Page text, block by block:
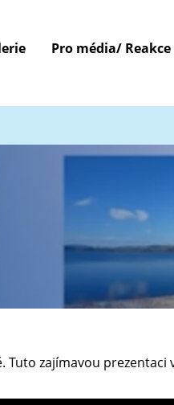
Pro média/
Tuto zajímavou